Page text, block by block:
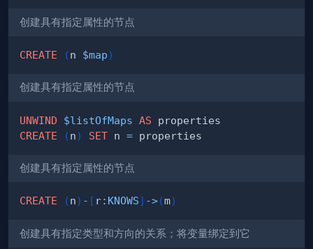
创建具有指定属性的节点
CREATE (n $map)
创建具有指定属性的节点
UNWIND $listOfMaps AS
CREATE
(n) SET n =
创建具有指定属性的节点
CREATE (n) - [ r: KNOWS] ->(m)
创建具有指定类型和方向的关系；将变量绑定到它